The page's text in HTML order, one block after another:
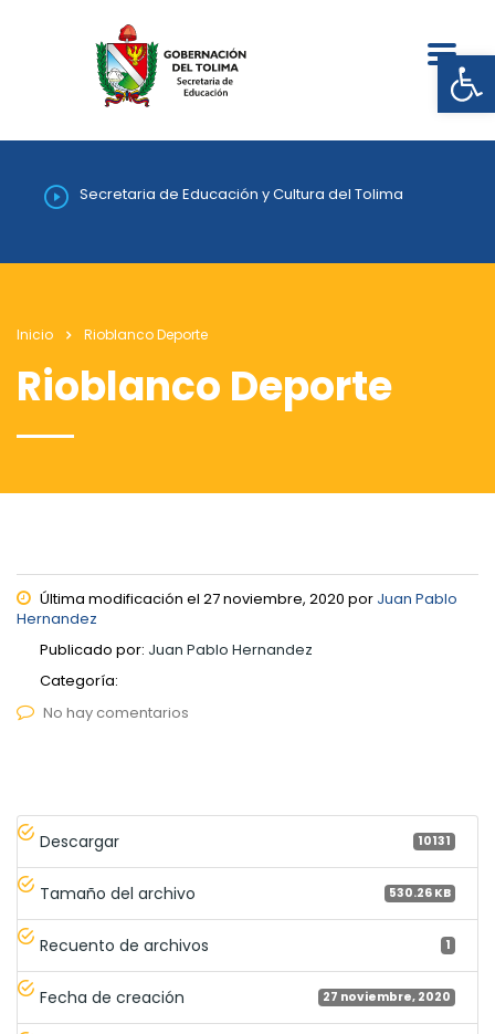
Secretaria de Educación y Cultura del Tolima
Inicio Rioblanco Deporte
Rioblanco Deporte
Última modificación el 27 noviembre, 2020 por Juan Pablo
Hernandez
Publicado por: Juan Pablo Hernandez
Categoría:
No hay comentarios
Descargar 10131
Tamaño del archivo 530.26 KB
Recuento de archivos 1
Fecha de creación 27 noviembre, 2020